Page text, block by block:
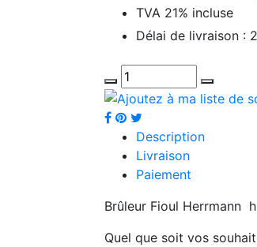
TVA 21% incluse
Délai de livraison :
Description
Livraison
Paiement
Brûleur Fioul Herrmann
Quel que soit vos